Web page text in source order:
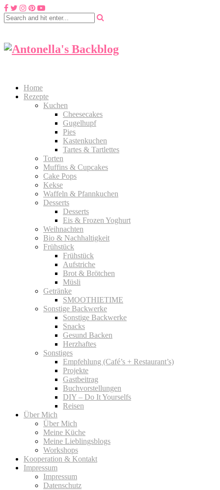
Home
Rezepte
Kuchen
Cheesecakes
Gugelhupf
Pies
Kastenkuchen
Tartes & Tartlettes
Torten
Muffins & Cupcakes
Cake Pops
Kekse
Waffeln & Pfannkuchen
Desserts
Desserts
Eis & Frozen Yoghurt
Weihnachten
Bio & Nachhaltigkeit
Frühstück
Frühstück
Aufstriche
Brot & Brötchen
Müsli
Getränke
SMOOTHIETIME
Sonstige Backwerke
Sonstige Backwerke
Snacks
Gesund Backen
Herzhaftes
Sonstiges
Empfehlung (Café’s + Restaurant’s)
Projekte
Gastbeitrag
Buchvorstellungen
DIY – Do It Yourselfs
Reisen
Über Mich
Über Mich
Meine Küche
Meine Lieblingsblogs
Workshops
Kooperation & Kontakt
Impressum
Impressum
Datenschutz